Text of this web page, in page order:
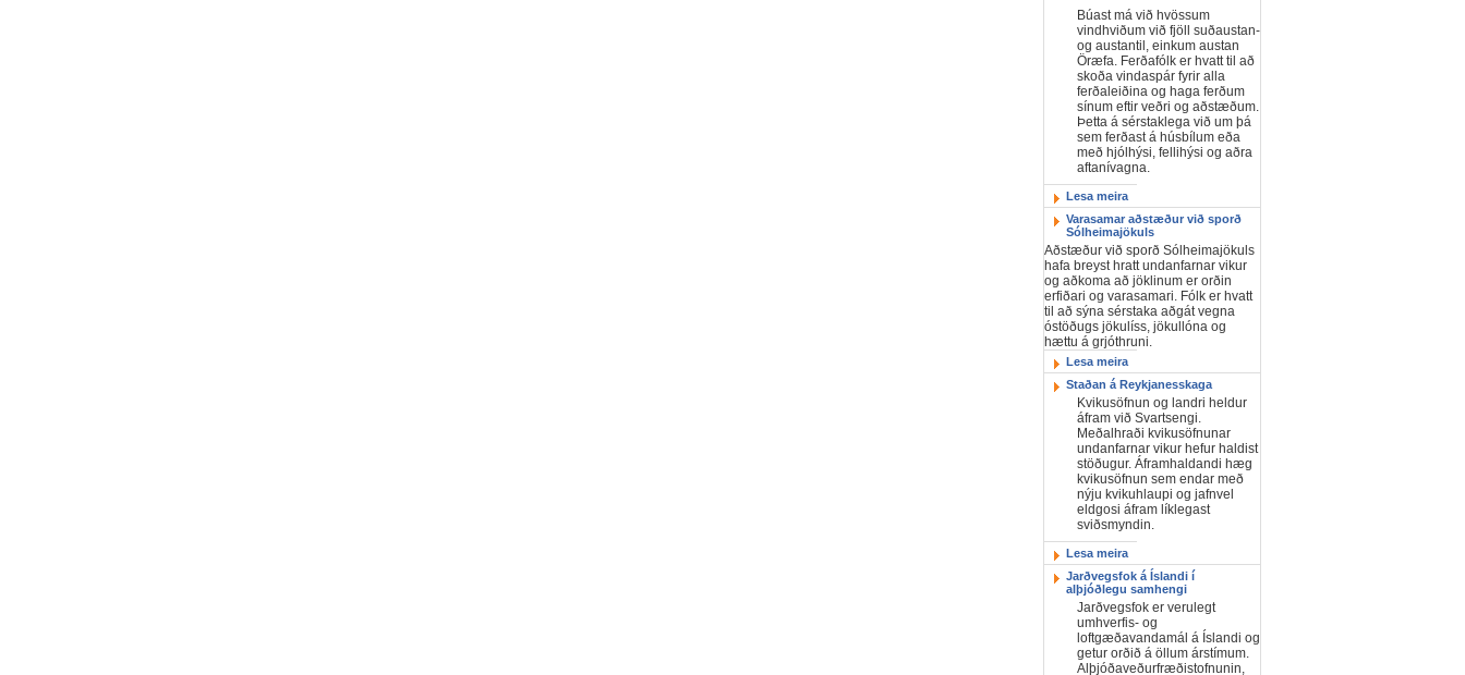
Búast má við hvössum
vindhviðum við fjöll suðaustan-
og austantil, einkum austan
Öræfa. Ferðafólk er hvatt til að
skoða vindaspár fyrir alla
ferðaleiðina og haga ferðum
sínum eftir veðri og aðstæðum.
Þetta á sérstaklega við um þá
sem ferðast á húsbílum eða
með hjólhýsi, fellihýsi og aðra
aftanívagna.
Lesa meira
Varasamar aðstæður við sporð
Sólheimajökuls
Aðstæður við sporð Sólheimajökuls
hafa breyst hratt undanfarnar vikur
og aðkoma að jöklinum er orðin
erfiðari og varasamari. Fólk er hvatt
til að sýna sérstaka aðgát vegna
óstöðugs jökulíss, jökullóna og
hættu á grjóthruni.
Lesa meira
Staðan á Reykjanesskaga
Kvikusöfnun og landri heldur
áfram við Svartsengi.
Meðalhraði kvikusöfnunar
undanfarnar vikur hefur haldist
stöðugur. Áframhaldandi hæg
kvikusöfnun sem endar með
nýju kvikuhlaupi og jafnvel
eldgosi áfram líklegast
sviðsmyndin.
Lesa meira
Jarðvegsfok á Íslandi í
alþjóðlegu samhengi
Jarðvegsfok er verulegt
umhverfis- og
loftgæðavandamál á Íslandi og
getur orðið á öllum árstímum.
Alþjóðaveðurfræðistofnunin,